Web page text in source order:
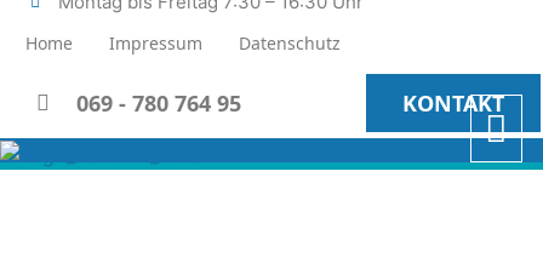
Home
Impressum Datenschutz
069 - 780 764 95 KONTAKT